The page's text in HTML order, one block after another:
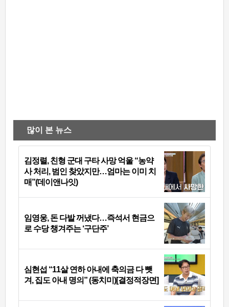
많이 본 뉴스
김정렬, 친형 군대 구타 사망 억울 “농약
사 처리, 범인 찾았지만…엄마는 이미 치
매”(데이앤나잇)
임영웅, 돈 다발 꺼냈다…즉석서 현금으
로 수당 챙겨주는 ‘구단주’
심현섭 “11살 연하 아내에 축의금 다 뺏
겨, 집도 아내 명의” (동치미)[결정적장면]